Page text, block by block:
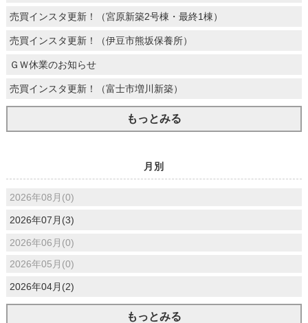
売買インスタ更新！（宮原新築2号棟・最終1棟）
売買インスタ更新！（伊豆市熊坂保養所）
ＧＷ休業のお知らせ
売買インスタ更新！（富士市増川新築）
もっとみる
月別
2026年08月(0)
2026年07月(3)
2026年06月(0)
2026年05月(0)
2026年04月(2)
もっとみる